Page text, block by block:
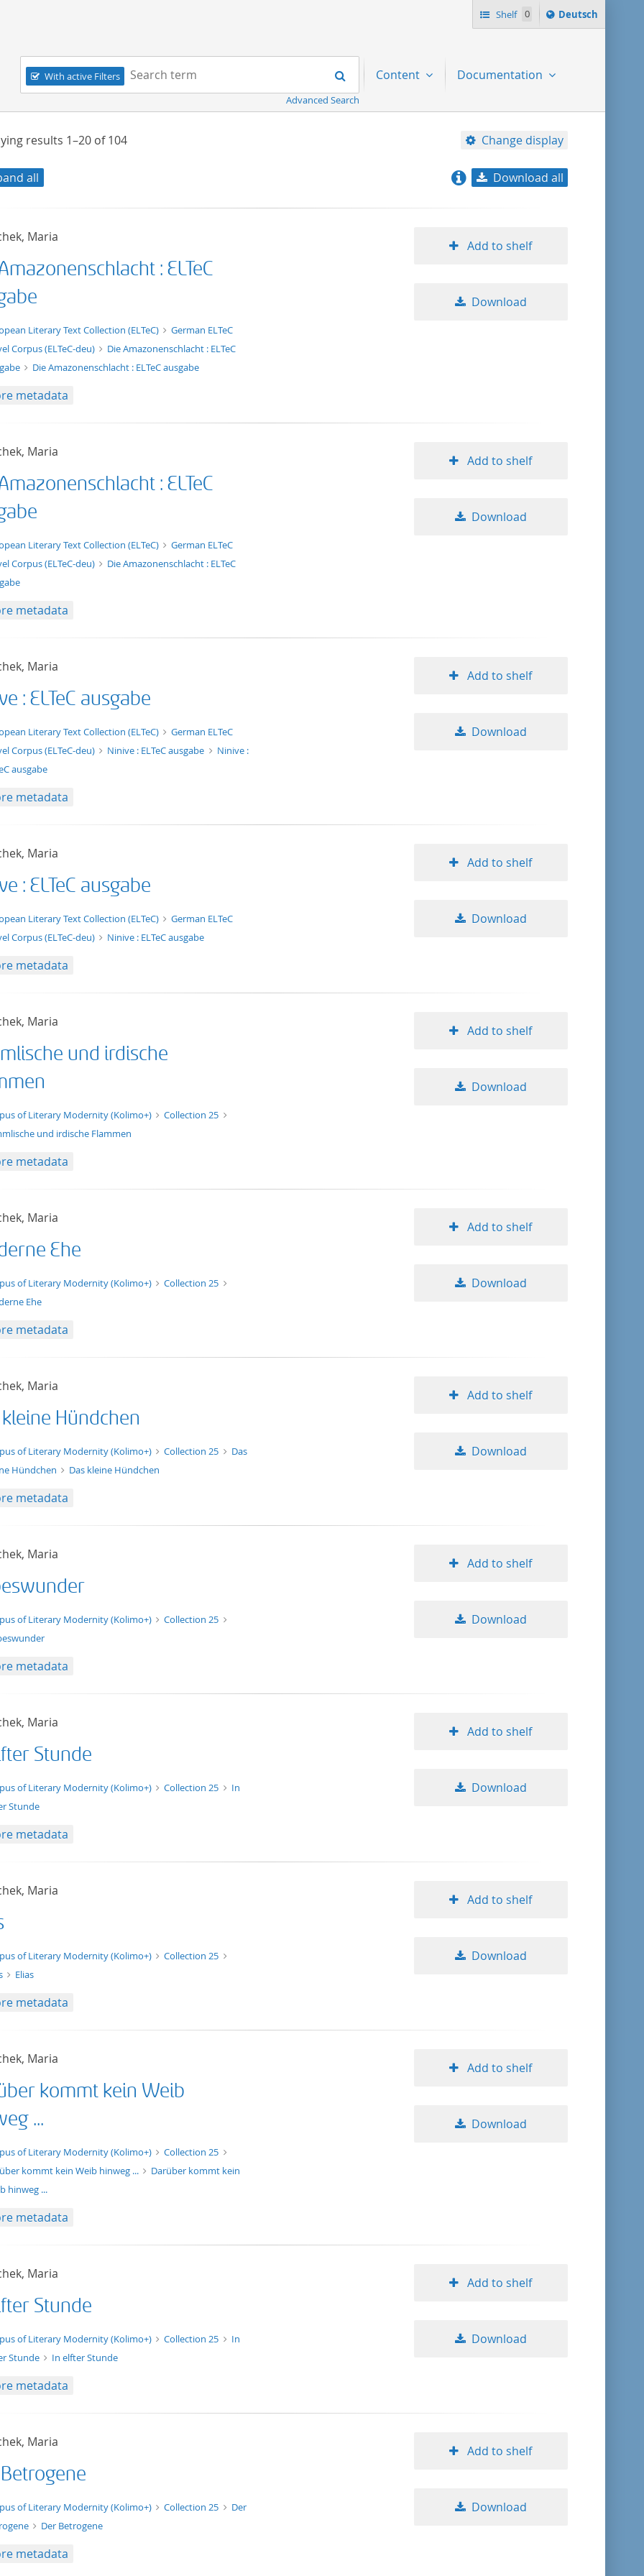
Shelf 0
Sprache
ï¿½ndern
Deutsch
Navigation
With active Filters
Search term:
Search
Advanced Search
Content Documentation
results 1–20of104 Change display
title ascending
all Download all
Maria
: ELTeC
xmlLiterary Text Collection (ELTeC)
German ELTeC
Corpus (ELTeC-deu)
Die Amazonenschlacht : ELTeC
Die Amazonenschlacht : ELTeC ausgabe
Add to shelf
Download
metadata
Maria
: ELTeC
tg.edition+tg.aggregation+xml
Literary Text Collection (ELTeC)
German ELTeC
Corpus (ELTeC-deu)
Die Amazonenschlacht : ELTeC
Add to shelf
Download
metadata
Maria
: ELTeC ausgabe
xmlLiterary Text Collection (ELTeC)
German ELTeC
Corpus (ELTeC-deu)
Ninive : ELTeC ausgabe
Ninive :
ausgabe
Add to shelf
Download
metadata
Maria
: ELTeC ausgabe
tg.edition+tg.aggregation+xml
Literary Text Collection (ELTeC)
German ELTeC
Corpus (ELTeC-deu)
Ninive : ELTeC ausgabe
Add to shelf
Download
metadata
Maria
und irdische
tg.edition+tg.aggregation+xml
of Literary Modernity (Kolimo+)
Collection 25
und irdische Flammen
Add to shelf
Download
metadata
Maria
Ehe
tg.edition+tg.aggregation+xml
of Literary Modernity (Kolimo+)
Collection 25
Ehe
Add to shelf
Download
metadata
Maria
kleine Hündchen
xmlof Literary Modernity (Kolimo+) Collection 25
Das
Hündchen
Das kleine Hündchen
Add to shelf
Download
metadata
Maria
tg.edition+tg.aggregation+xml
of Literary Modernity (Kolimo+)
Collection 25
Add to shelf
Download
metadata
Maria
Stunde
tg.edition+tg.aggregation+xml
of Literary Modernity (Kolimo+) Collection 25
In
Stunde
Add to shelf
Download
metadata
Maria
xmlof Literary Modernity (Kolimo+)
Collection 25
Elias
Add to shelf
Download
metadata
Maria
kommt kein Weib
...
xmlof Literary Modernity (Kolimo+)
Collection 25
kommt kein Weib hinweg ...
Darüber kommt kein
hinweg ...
Add to shelf
Download
metadata
Maria
Stunde
xmlof Literary Modernity (Kolimo+) Collection 25
In
Stunde
In elfter Stunde
Add to shelf
Download
metadata
Maria
xmlof Literary Modernity (Kolimo+) Collection 25
Der
Der Betrogene
Add to shelf
Download
metadata